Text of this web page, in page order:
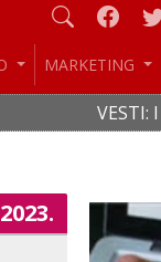
MARKETING
I danas pik